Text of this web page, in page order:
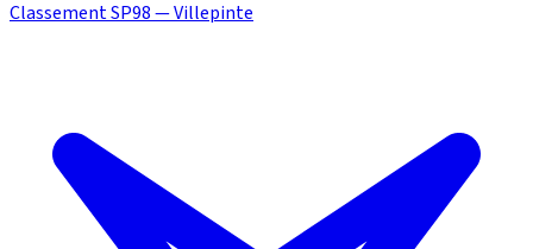
Classement SP98 — Villepinte